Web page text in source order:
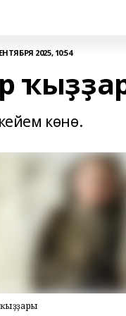
2025, 10:54
көнө.
ҡыҙҙары